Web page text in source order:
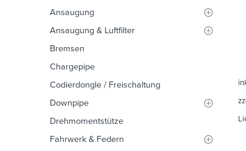
Ansaugung
Ansaugung & Luftfilter
Bremsen
Chargepipe
Codierdongle / Freischaltung
Downpipe
Drehmomentstütze
Fahrwerk & Federn